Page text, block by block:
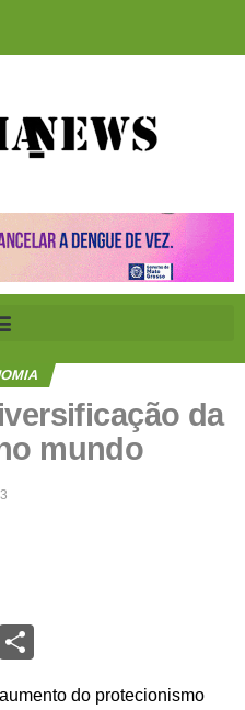
da
mundo
Share
do protecionismo